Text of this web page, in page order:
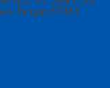
Tengah 57454